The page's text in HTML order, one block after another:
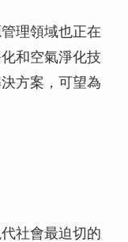
理領域也正在
和空氣淨化技
方案，可望為
社會最迫切的